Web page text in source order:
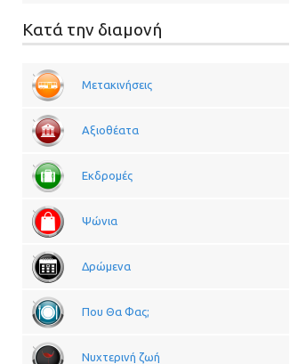
Κατά την διαμονή
Μετακινήσεις
Αξιοθέατα
Εκδρομές
Ψώνια
Δρώμενα
Που Θα Φας;
Νυχτερινή ζωή